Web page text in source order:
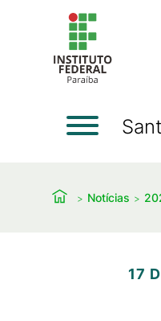
Notícias
17